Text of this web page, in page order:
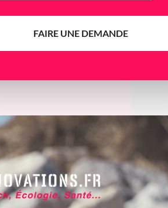
FAIRE UNE DEMANDE